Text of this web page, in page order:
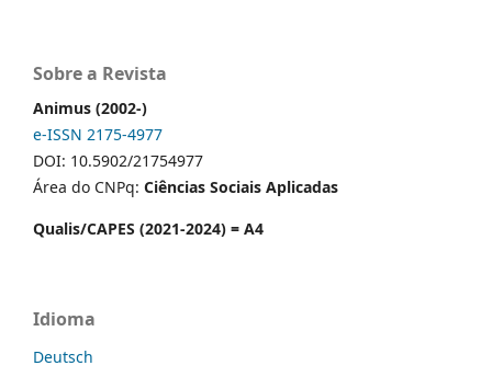
Sobre a Revista
Animus (2002-)
e-ISSN 2175-4977
DOI: 10.5902/21754977
Área do CNPq: Ciências Sociais Aplicadas
Qualis/CAPES (2021-2024) = A4
Idioma
Deutsch